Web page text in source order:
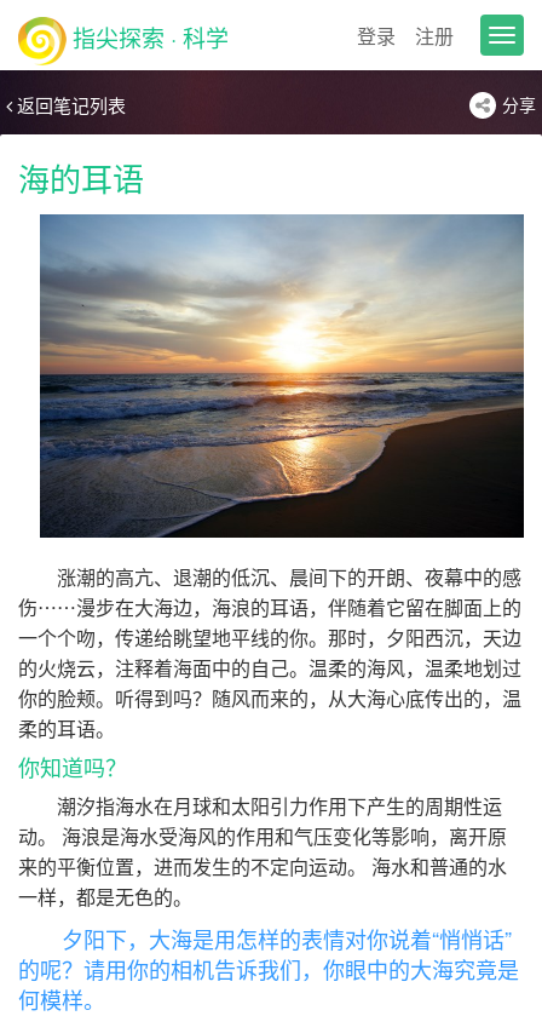
指尖探索 · 科学
T
o
g
l
i
o
n
登录 注册
返回笔记列表 分享
海的耳语
涨潮的高亢、退潮的低沉、晨间下的开朗、夜幕中的感
伤⋯⋯漫步在大海边，海浪的耳语，伴随着它留在脚面上的
一个个吻，传递给眺望地平线的你。那时，夕阳西沉，天边
的火烧云，注释着海面中的自己。温柔的海风，温柔地划过
你的脸颊。听得到吗？随风而来的，从大海心底传出的，温
柔的耳语。
你知道吗？
潮汐指海水在月球和太阳引力作用下产生的周期性运
动。 海浪是海水受海风的作用和气压变化等影响，离开原
来的平衡位置，进而发生的不定向运动。 海水和普通的水
一样，都是无色的。
夕阳下，大海是用怎样的表情对你说着“悄悄话”
的呢？请用你的相机告诉我们，你眼中的大海究竟是
何模样。